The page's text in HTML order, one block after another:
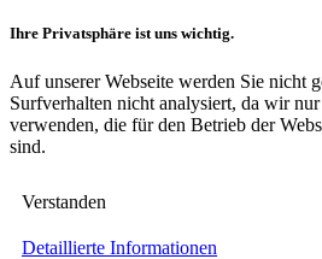
Ihre Privatsphäre ist uns wichtig.
Auf unserer Webseite werden Sie nicht
Surfverhalten nicht analysiert, da wir
verwenden, die für den Betrieb der
sind.
Verstanden
Detaillierte Informationen